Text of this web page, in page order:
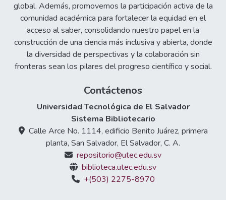
global. Además, promovemos la participación activa de la
comunidad académica para fortalecer la equidad en el
acceso al saber, consolidando nuestro papel en la
construcción de una ciencia más inclusiva y abierta, donde
la diversidad de perspectivas y la colaboración sin
fronteras sean los pilares del progreso científico y social.
Contáctenos
Universidad Tecnológica de El Salvador
Sistema Bibliotecario
Calle Arce No. 1114, edificio Benito Juárez, primera
planta, San Salvador, El Salvador, C. A.
repositorio@utec.edu.sv
biblioteca.utec.edu.sv
+(503) 2275-8970